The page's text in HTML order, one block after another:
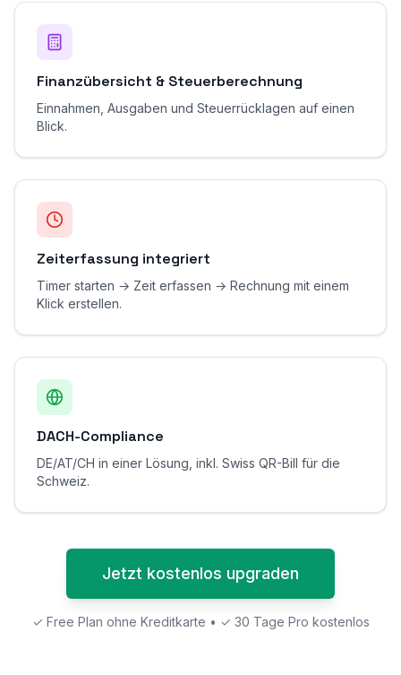
Finanzübersicht & Steuerberechnung
Einnahmen, Ausgaben und Steuerrücklagen auf einen
Blick.
Zeiterfassung integriert
Timer starten → Zeit erfassen → Rechnung mit einem
Klick erstellen.
DACH-Compliance
DE/AT/CH in einer Lösung, inkl. Swiss QR-Bill für die
Schweiz.
Jetzt kostenlos upgraden
✓ Free Plan ohne Kreditkarte • ✓ 30 Tage Pro kostenlos